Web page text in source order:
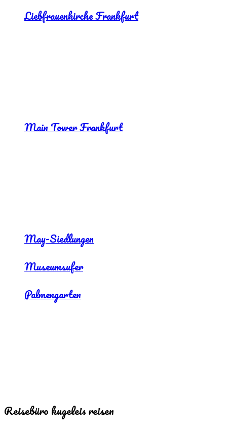
Liebfrauenkirche Frankfurt
Main Tower Frankfurt
May-Siedlungen
Museumsufer
Palmengarten
Reisebüro kugeleis reisen